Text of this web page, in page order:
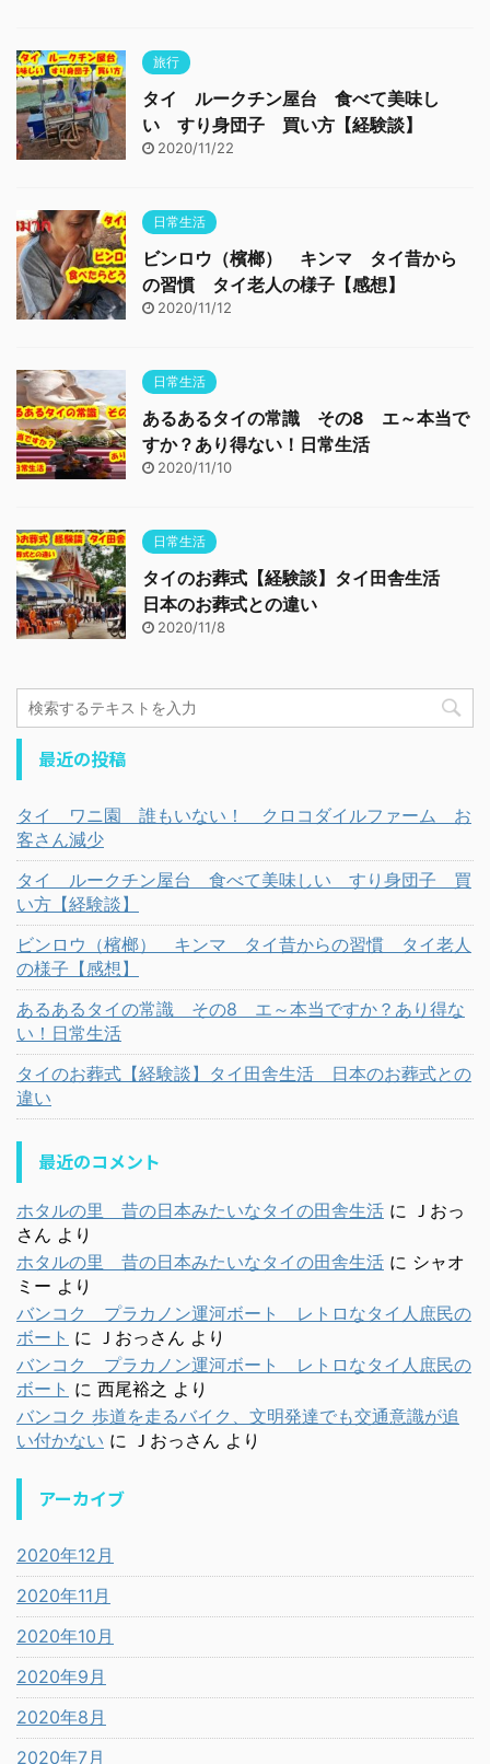
旅行
タイ ルークチン屋台 食べて美味し
い すり身団子 買い方【経験談】
2020/11/22
日常生活
ビンロウ（檳榔） キンマ タイ昔から
の習慣 タイ老人の様子【感想】
2020/11/12
日常生活
あるあるタイの常識 その8 エ～本当で
すか？あり得ない！日常生活
2020/11/10
日常生活
タイのお葬式【経験談】タイ田舎生活
日本のお葬式との違い
2020/11/8
最近の投稿
タイ ワニ園 誰もいない！ クロコダイルファーム お
客さん減少
タイ ルークチン屋台 食べて美味しい すり身団子 買
い方【経験談】
ビンロウ（檳榔） キンマ タイ昔からの習慣 タイ老人
の様子【感想】
あるあるタイの常識 その8 エ～本当ですか？あり得な
い！日常生活
タイのお葬式【経験談】タイ田舎生活 日本のお葬式との
違い
最近のコメント
ホタルの里 昔の日本みたいなタイの田舎生活 に Ｊおっ
さん より
ホタルの里 昔の日本みたいなタイの田舎生活 に シャオ
ミー より
バンコク プラカノン運河ボート レトロなタイ人庶民の
ボート に Ｊおっさん より
バンコク プラカノン運河ボート レトロなタイ人庶民の
ボート に 西尾裕之 より
バンコク 歩道を走るバイク、文明発達でも交通意識が追
い付かない に Ｊおっさん より
アーカイブ
2020年12月
2020年11月
2020年10月
2020年9月
2020年8月
2020年7月